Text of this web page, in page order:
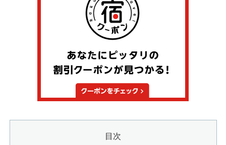
目次